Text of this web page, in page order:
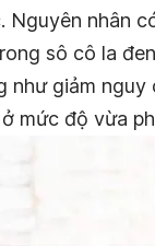
Nguyên nhân
sô cô la
như giảm nguy
mức độ vừa